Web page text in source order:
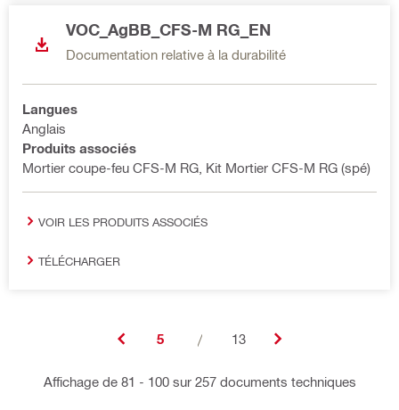
VOC_AgBB_CFS-M RG_EN
Documentation relative à la durabilité
Langues
Anglais
Produits associés
Mortier coupe-feu CFS-M RG, Kit Mortier CFS-M RG (spé)
VOIR LES PRODUITS ASSOCIÉS
TÉLÉCHARGER
5 / 13
Affichage de 81 - 100 sur 257 documents techniques